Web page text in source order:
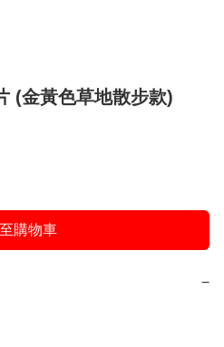
(金黃色草地散步款)
購物車
−